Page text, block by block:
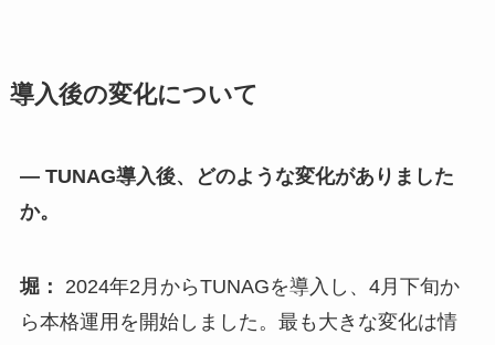
導入後の変化について
— TUNAG導入後、どのような変化がありました
か。
堀：
2024年2月からTUNAGを導入し、4月下旬か
ら本格運用を開始しました。最も大きな変化は情